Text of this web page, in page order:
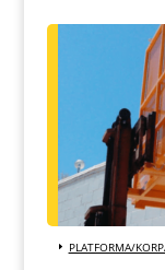
PLATFORMA/